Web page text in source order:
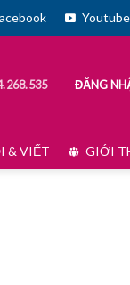
Youtube
ĐĂNG
& VIẾT GIỚI